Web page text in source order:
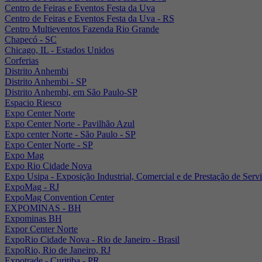
Centro de Feiras e Eventos Festa da Uva
Centro de Feiras e Eventos Festa da Uva - RS
Centro Multieventos Fazenda Rio Grande
Chapecó - SC
Chicago, IL - Estados Unidos
Corferias
Distrito Anhembi
Distrito Anhembi - SP
Distrito Anhembi, em São Paulo-SP
Espacio Riesco
Expo Center Norte
Expo Center Norte - Pavilhão Azul
Expo center Norte - São Paulo - SP
Expo Center Norte - SP
Expo Mag
Expo Rio Cidade Nova
Expo Usipa - Exposição Industrial, Comercial e de Prestação de
ExpoMag - RJ
ExpoMag Convention Center
EXPOMINAS - BH
Expominas BH
Expor Center Norte
ExpoRio Cidade Nova - Rio de Janeiro - Brasil
ExpoRio, Rio de Janeiro, RJ